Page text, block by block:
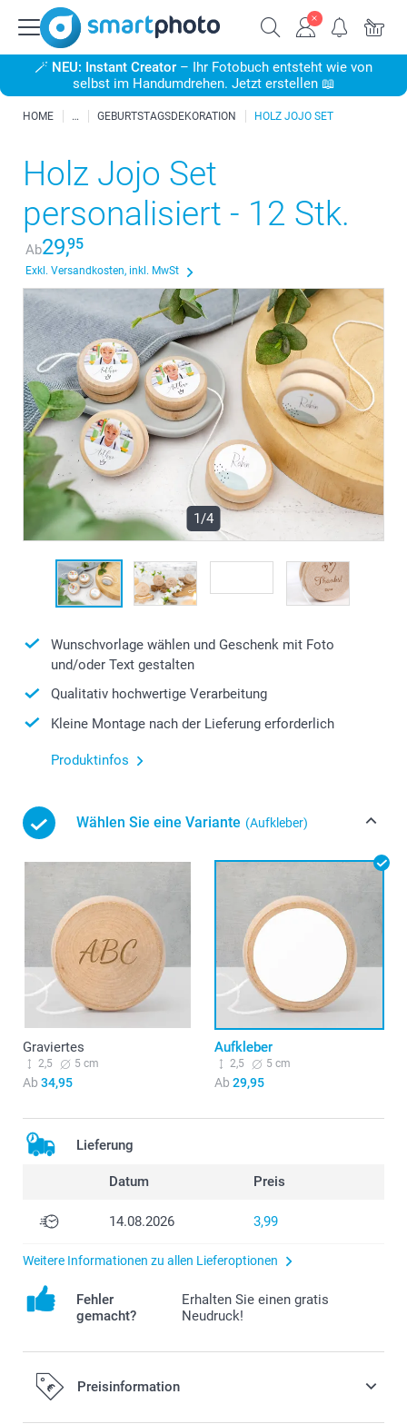
🪄 NEU: Instant Creator – Ihr Fotobuch entsteht wie von
selbst im Handumdrehen. Jetzt erstellen 📖
HOME GEBURTSTAGSDEKORATION HOLZ JOJO SET
Holz Jojo Set
personalisiert - 12 Stk.
Ab29,95
Exkl. Versandkosten, inkl. MwSt
1/4
Wunschvorlage wählen und Geschenk mit Foto
und/oder Text gestalten
Qualitativ hochwertige Verarbeitung
Kleine Montage nach der Lieferung erforderlich
Produktinfos
Wählen Sie eine Variante (Aufkleber)
Graviertes
2,5 5 cm
Ab 34,95
Aufkleber
2,5 5 cm
Ab 29,95
Lieferung
Datum Preis
14.08.2026 3,99
Weitere Informationen zu allen Lieferoptionen
Fehler
gemacht?
Erhalten Sie einen gratis
Neudruck!
Preisinformation